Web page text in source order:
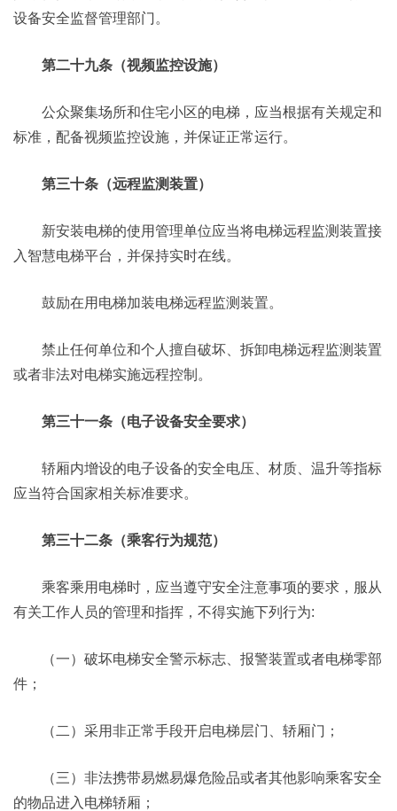
设备安全监督管理部门。
第二十九条（视频监控设施）
公众聚集场所和住宅小区的电梯，应当根据有关规定和
标准，配备视频监控设施，并保证正常运行。
第三十条（远程监测装置）
新安装电梯的使用管理单位应当将电梯远程监测装置接
入智慧电梯平台，并保持实时在线。
鼓励在用电梯加装电梯远程监测装置。
禁止任何单位和个人擅自破坏、拆卸电梯远程监测装置
或者非法对电梯实施远程控制。
第三十一条（电子设备安全要求）
轿厢内增设的电子设备的安全电压、材质、温升等指标
应当符合国家相关标准要求。
第三十二条（乘客行为规范）
乘客乘用电梯时，应当遵守安全注意事项的要求，服从
有关工作人员的管理和指挥，不得实施下列行为:
（一）破坏电梯安全警示标志、报警装置或者电梯零部
件；
（二）采用非正常手段开启电梯层门、轿厢门；
（三）非法携带易燃易爆危险品或者其他影响乘客安全
的物品进入电梯轿厢；